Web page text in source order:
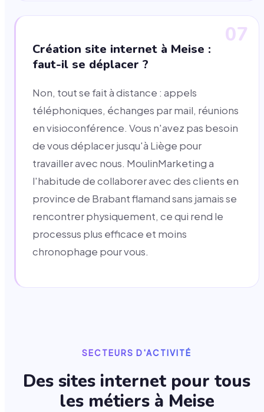
07
Création site internet à Meise :
faut-il se déplacer ?
Non, tout se fait à distance : appels
téléphoniques, échanges par mail, réunions
en visioconférence. Vous n'avez pas besoin
de vous déplacer jusqu'à Liège pour
travailler avec nous. MoulinMarketing a
l'habitude de collaborer avec des clients en
province de Brabant flamand sans jamais se
rencontrer physiquement, ce qui rend le
processus plus efficace et moins
chronophage pour vous.
SECTEURS D'ACTIVITÉ
Des sites internet pour tous
les métiers à Meise